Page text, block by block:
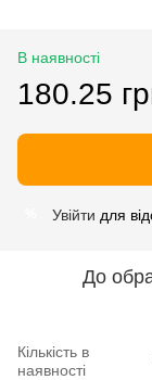
В наявності
180.25
Увійти для
До
Кількість в
наявності